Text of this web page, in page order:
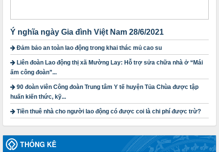
Quyết định số 1754/QĐ-TLĐ Về việc ban hành Quy định về
nguyên tắc xây dựng và giao dự toán tài chính công đoàn
năm 2025
Thời gian đăng: 23/09/2024
lượt xem: 4200 | lượt tải:1314
3716/TLD-TC
Công văn hướng dẫn công tác quả lý tài chính, tài sản công
đoàn khi đơn vị sát nhập, chấm dứt hoạt động
Thời gian đăng: 13/04/2025
lượt xem: 2006 | lượt tải:721
Thông báo công khai dự toán thu, chi tài chính công đoàn
LĐLĐ tỉnh Điện Biên năm 2025
Ý nghĩa ngày Gia đình Việt Nam 28/6/2021
Đảm bảo an toàn lao động trong khai thác mủ cao su
Liên đoàn Lao động thị xã Mường Lay: Hỗ trợ sửa chữa nhà ở “Mái
ấm công đoàn”...
90 đoàn viên Công đoàn Trung tâm Y tế huyện Tủa Chùa được tập
huấn kiến thức, kỹ...
Tiền thuê nhà cho người lao động có được coi là chi phí được trừ?
THỐNG KÊ